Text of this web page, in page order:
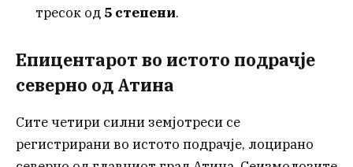
тресок од 5 степени.
Епицентарот во истото подрачје
северно од Атина
Сите четири силни земјотреси се
регистрирани во истото подрачје, лоцирано